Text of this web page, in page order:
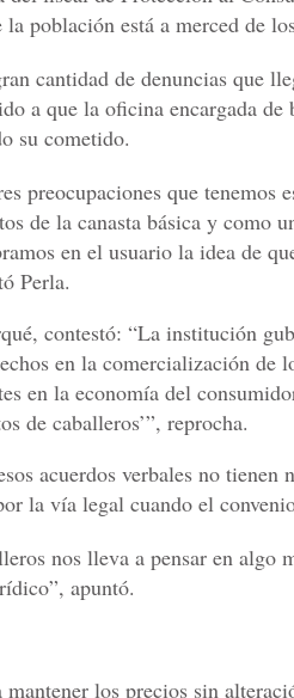
población está a merced de
cantidad de denuncias que
a que la oficina encargada
su cometido.
preocupaciones que tenemos
de la canasta básica y como
en el usuario la idea de
Perla.
contestó: “La institución
en la comercialización de
en la economía del
de caballeros’”, reprocha.
acuerdos verbales no
la vía legal cuando el
nos lleva a pensar en algo
apuntó.
mantener los precios sin